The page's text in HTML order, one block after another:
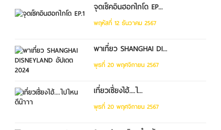
จุดเช็คอินฮอกไกโด EP...
พฤหัสที่ 12 ธันวาคม 2567
พาเที่ยว SHANGHAI DI...
พุธที่ 20 พฤศจิกายน 2567
เที่ยวเซี่ยงไฮ้....ไ...
พุธที่ 20 พฤศจิกายน 2567